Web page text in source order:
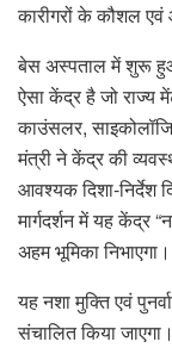
कारीगरों के कौशल एवं
बेस अस्पताल में शुरू
ऐसा केंद्र है जो राज्य
काउंसलर,
मंत्री ने केंद्र की
आवश्यक दिशा-निर्देश
मार्गदर्शन में यह केंद्र
अहम भूमिका निभाएगा।
यह नशा मुक्ति एवं
संचालित किया